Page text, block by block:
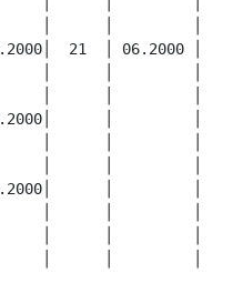
21  │ 06.2000
│       │      │         │
│         │
│       │      │         │
│         │
│       │      │         │
│      │         │
│       │      │         │